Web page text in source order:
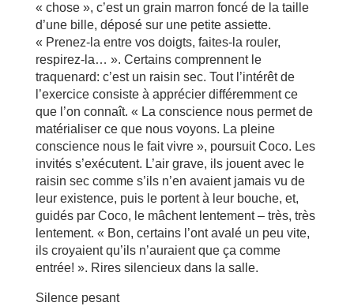
« chose », c’est un grain marron foncé de la taille
d’une bille, déposé sur une petite assiette.
« Prenez-la entre vos doigts, faites-la rouler,
respirez-la… ». Certains comprennent le
traquenard: c’est un raisin sec. Tout l’intérêt de
l’exercice consiste à apprécier différemment ce
que l’on connaît. « La conscience nous permet de
matérialiser ce que nous voyons. La pleine
conscience nous le fait vivre », poursuit Coco. Les
invités s’exécutent. L’air grave, ils jouent avec le
raisin sec comme s’ils n’en avaient jamais vu de
leur existence, puis le portent à leur bouche, et,
guidés par Coco, le mâchent lentement – très, très
lentement. « Bon, certains l’ont avalé un peu vite,
ils croyaient qu’ils n’auraient que ça comme
entrée! ». Rires silencieux dans la salle.
Silence pesant